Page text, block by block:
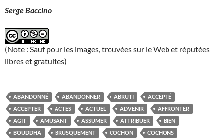
Serge Baccino
(Note : Sauf pour les images, trouvées sur le Web et réputées
libres et gratuites)
ABANDONNÉ ABANDONNER ABRUTI
ACCEPTÉ
ACCEPTER
ACTES ACTUEL ADVENIR
AFFRONTER
AGIT
AMUSANT ASSUMER ATTRIBUER
BIEN
BOUDDHA
BRUSQUEMENT COCHON
COCHONS